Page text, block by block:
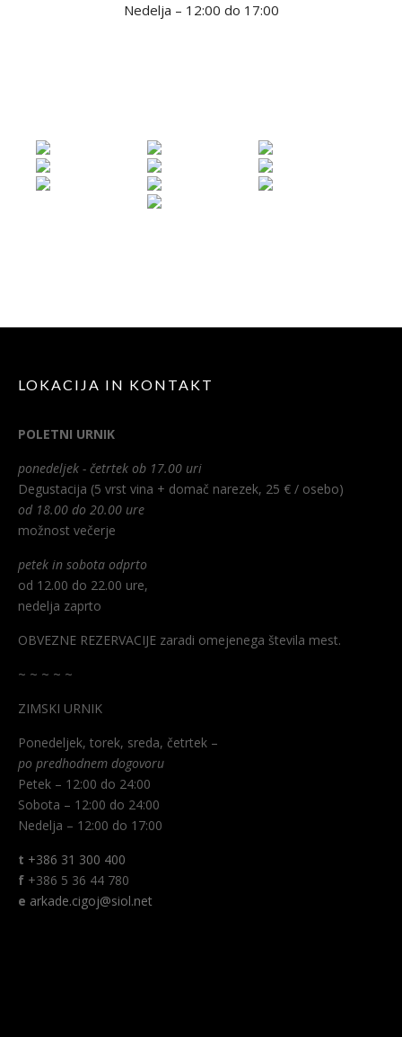
Nedelja – 12:00 do 17:00
LOKACIJA IN KONTAKT
POLETNI URNIK
ponedeljek - četrtek ob 17.00 uri
Degustacija (5 vrst vina + domač narezek, 25 € / osebo)
od 18.00 do 20.00 ure
možnost večerje
petek in sobota odprto
od 12.00 do 22.00 ure,
nedelja zaprto
OBVEZNE REZERVACIJE zaradi omejenega števila mest.
~ ~ ~ ~ ~
ZIMSKI URNIK
Ponedeljek, torek, sreda, četrtek –
po predhodnem dogovoru
Petek – 12:00 do 24:00
Sobota – 12:00 do 24:00
Nedelja – 12:00 do 17:00
t +386 31 300 400
f +386 5 36 44 780
e arkade.cigoj@siol.net